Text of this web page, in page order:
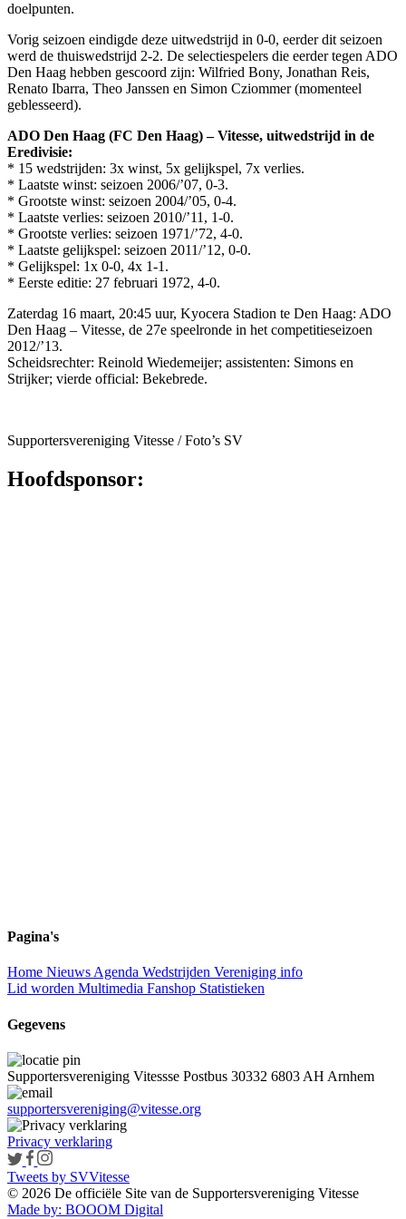
doelpunten.
Vorig seizoen eindigde deze uitwedstrijd in 0-0, eerder dit seizoen
werd de thuiswedstrijd 2-2. De selectiespelers die eerder tegen ADO
Den Haag hebben gescoord zijn: Wilfried Bony, Jonathan Reis,
Renato Ibarra, Theo Janssen en Simon Cziommer (momenteel
geblesseerd).
ADO Den Haag (FC Den Haag) – Vitesse, uitwedstrijd in de
Eredivisie:
* 15 wedstrijden: 3x winst, 5x gelijkspel, 7x verlies.
* Laatste winst: seizoen 2006/’07, 0-3.
* Grootste winst: seizoen 2004/’05, 0-4.
* Laatste verlies: seizoen 2010/’11, 1-0.
* Grootste verlies: seizoen 1971/’72, 4-0.
* Laatste gelijkspel: seizoen 2011/’12, 0-0.
* Gelijkspel: 1x 0-0, 4x 1-1.
* Eerste editie: 27 februari 1972, 4-0.
Zaterdag 16 maart, 20:45 uur, Kyocera Stadion te Den Haag: ADO
Den Haag – Vitesse, de 27e speelronde in het competitieseizoen
2012/’13.
Scheidsrechter: Reinold Wiedemeijer; assistenten: Simons en
Strijker; vierde official: Bekebrede.
Supportersvereniging Vitesse / Foto’s SV
Hoofdsponsor:
Pagina's
Home NieuwsAgenda Wedstrijden Vereniging info
Lid worden Multimedia Fanshop Statistieken
Gegevens
Supportersvereniging Vitessse Postbus 30332 6803 AH Arnhem
supportersvereniging@vitesse.org
Privacy verklaring
Tweets by SVVitesse
© 2026 De officiële Site van de Supportersvereniging Vitesse
Made by: BOOOM Digital